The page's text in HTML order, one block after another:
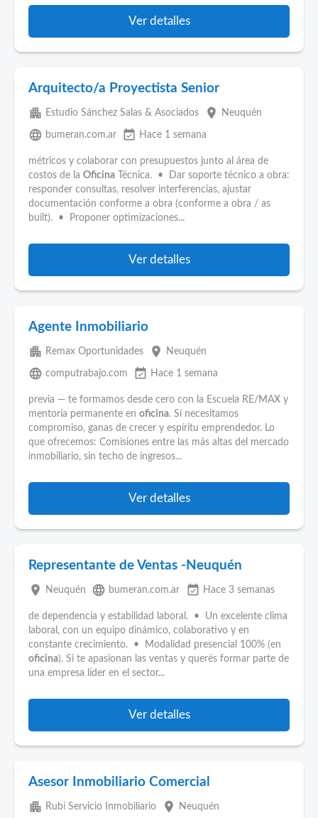
Ver detalles
Arquitecto/a Proyectista Senior
apartment Estudio Sánchez Salas & Asociados place Neuquén
language bumeran.com.ar event_available Hace 1 semana
métricos y colaborar con presupuestos junto al área de
costos de la Oficina Técnica. • Dar soporte técnico a obra:
responder consultas, resolver interferencias, ajustar
documentación conforme a obra (conforme a obra / as
built). • Proponer optimizaciones...
Ver detalles
Agente Inmobiliario
apartment Remax Oportunidades place Neuquén
language computrabajo.com event_available Hace 1 semana
previa — te formamos desde cero con la Escuela RE/MAX y
mentoría permanente en oficina. Sí necesitamos
compromiso, ganas de crecer y espíritu emprendedor. Lo
que ofrecemos: Comisiones entre las más altas del mercado
inmobiliario, sin techo de ingresos...
Ver detalles
Representante de Ventas -Neuquén
place Neuquén language bumeran.com.ar event_available Hace 3 semanas
de dependencia y estabilidad laboral. • Un excelente clima
laboral, con un equipo dinámico, colaborativo y en
constante crecimiento. • Modalidad presencial 100% (en
oficina). Si te apasionan las ventas y querés formar parte de
una empresa líder en el sector...
Ver detalles
Asesor Inmobiliario Comercial
apartment Rubí Servicio Inmobiliario place Neuquén